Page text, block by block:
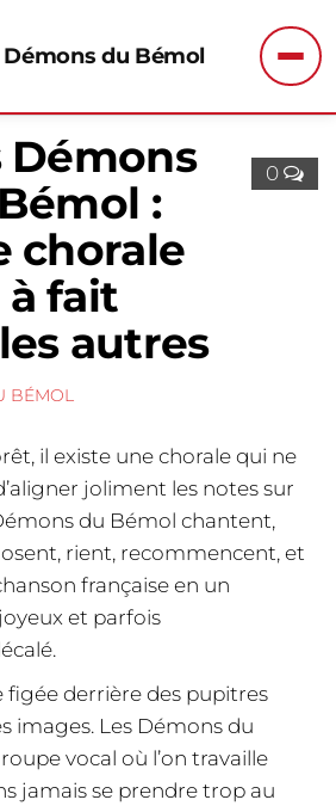
Démons du Bémol
0
Démons
:
chorale
fait
autres
BÉMOL
il existe une chorale qui ne
joliment les notes sur
du Bémol chantent,
rient, recommencent, et
française en un
et parfois
figée derrière des pupitres
images. Les Démons du
vocal où l’on travaille
jamais se prendre trop au